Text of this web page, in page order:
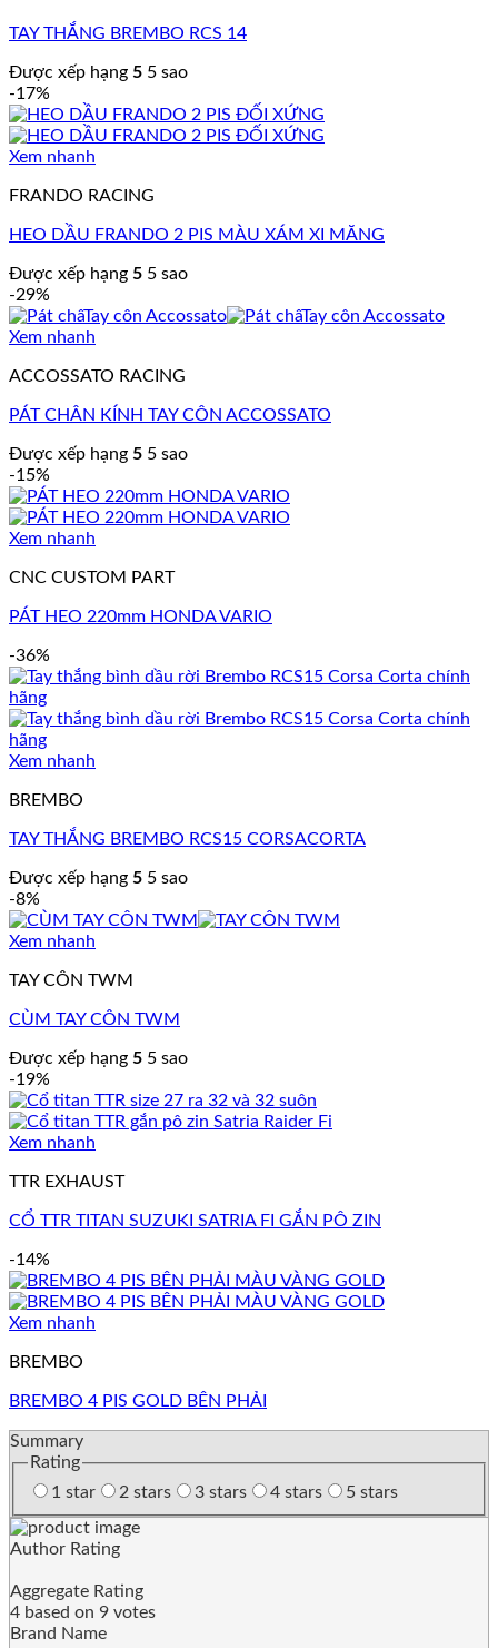
TAY THẮNG BREMBO RCS 14
Được xếp hạng 5 5 sao
-17%
Xem nhanh
FRANDO RACING
HEO DẦU FRANDO 2 PIS MÀU XÁM XI MĂNG
Được xếp hạng 5 5 sao
-29%
Xem nhanh
ACCOSSATO RACING
PÁT CHÂN KÍNH TAY CÔN ACCOSSATO
Được xếp hạng 5 5 sao
-15%
Xem nhanh
CNC CUSTOM PART
PÁT HEO 220mm HONDA VARIO
-36%
Xem nhanh
BREMBO
TAY THẮNG BREMBO RCS15 CORSACORTA
Được xếp hạng 5 5 sao
-8%
Xem nhanh
TAY CÔN TWM
CÙM TAY CÔN TWM
Được xếp hạng 5 5 sao
-19%
Xem nhanh
TTR EXHAUST
CỔ TTR TITAN SUZUKI SATRIA FI GẮN PÔ ZIN
-14%
Xem nhanh
BREMBO
BREMBO 4 PIS GOLD BÊN PHẢI
Summary
Rating
1 star
2 stars 3 stars 4 stars 5 stars
Author Rating
Aggregate Rating
4 based on 9 votes
Brand Name